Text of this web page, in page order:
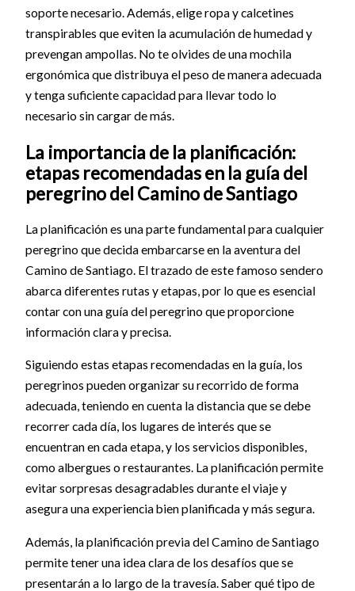
soporte necesario. Además, elige ropa y calcetines
transpirables que eviten la acumulación de humedad y
prevengan ampollas. No te olvides de una mochila
ergonómica que distribuya el peso de manera adecuada
y tenga suficiente capacidad para llevar todo lo
necesario sin cargar de más.
La importancia de la planificación:
etapas recomendadas en la guía del
peregrino del Camino de Santiago
La planificación es una parte fundamental para cualquier
peregrino que decida embarcarse en la aventura del
Camino de Santiago. El trazado de este famoso sendero
abarca diferentes rutas y etapas, por lo que es esencial
contar con una guía del peregrino que proporcione
información clara y precisa.
Siguiendo estas etapas recomendadas en la guía, los
peregrinos pueden organizar su recorrido de forma
adecuada, teniendo en cuenta la distancia que se debe
recorrer cada día, los lugares de interés que se
encuentran en cada etapa, y los servicios disponibles,
como albergues o restaurantes. La planificación permite
evitar sorpresas desagradables durante el viaje y
asegura una experiencia bien planificada y más segura.
Además, la planificación previa del Camino de Santiago
permite tener una idea clara de los desafíos que se
presentarán a lo largo de la travesía. Saber qué tipo de